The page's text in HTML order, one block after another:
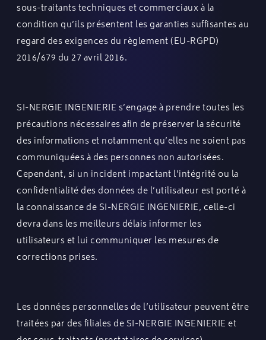
sous-traitants techniques et commerciaux à la
condition qu’ils présentent les garanties suffisantes au
regard des exigences du règlement (EU-RGPD)
2016/679 du 27 avril 2016.
SI-NERGIE INGENIERIE s’engage à prendre toutes les
précautions nécessaires afin de préserver la sécurité
des informations et notamment qu’elles ne soient pas
communiquées à des personnes non autorisées.
Cependant, si un incident impactant l’intégrité ou la
confidentialité des données de l’utilisateur est porté à
la connaissance de SI-NERGIE INGENIERIE, celle-ci
devra dans les meilleurs délais informer les
utilisateurs et lui communiquer les mesures de
corrections prises.
Les données personnelles de l’utilisateur peuvent être
traitées par des filiales de SI-NERGIE INGENIERIE et